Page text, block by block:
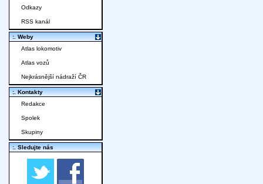
Odkazy
RSS kanál
:. Weby
Atlas lokomotiv
Atlas vozů
Nejkrásnější nádraží ČR
:. Kontakty
Redakce
Spolek
Skupiny
:. Sledujte nás